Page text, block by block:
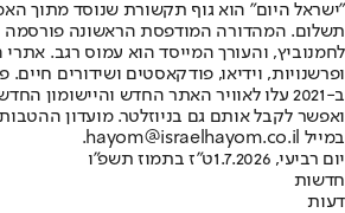
"ישראל היום" הוא גוף תקשורת שנוסד מתוך
ופרשנויות, וידיאו, פודקאסטים ושידורים
ב-2021 עלו לאוויר האתר החדש
ואפשר לקבל אותם גם בניוזלטר. מועדון
במייל hayom@israelhayom.co.il.
יום רביעי, 1.7.2026
ט"ז בתמוז תשפ"ו
חדשות
דעות